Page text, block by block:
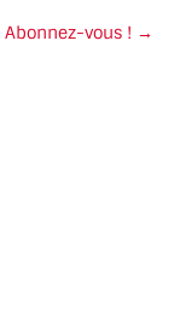
Abonnez-vous ! →